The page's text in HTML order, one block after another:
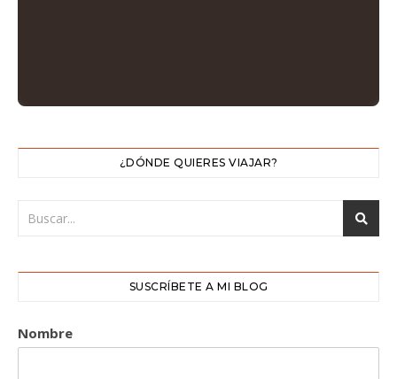
¿DÓNDE QUIERES VIAJAR?
SUSCRÍBETE A MI BLOG
Nombre